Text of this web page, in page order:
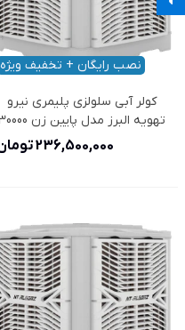
نصب رایگان + تخفیف ویژه
کولر آبی سلولزی پلیمری نیرو
تهویه البرز مدل پایین زن 30000
236,500,000 تومان